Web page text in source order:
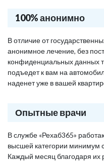
100% анонимно
В отличие от
анонимное лечение, без
конфиденциальных данных
подъедет к вам на
наденет уже в вашей
Опытные врачи
В службе «Рехаб365»
высшей категории минимум
Каждый месяц благодаря их